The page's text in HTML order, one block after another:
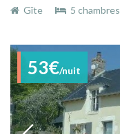
Gîte
5 chambres
53€/nuit